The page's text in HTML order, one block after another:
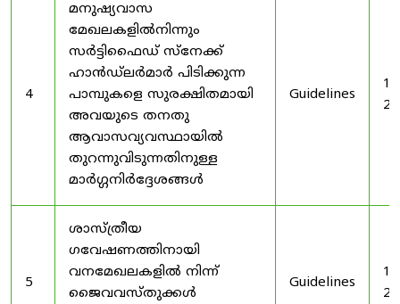
4
മനുഷ്യവാസ
മേഖലകളിൽനിന്നും
സർട്ടിഫൈഡ് സ്നേക്ക്
ഹാൻഡ്‌ലർമാർ പിടിക്കുന്ന
പാമ്പുകളെ സുരക്ഷിതമായി
അവയുടെ തനതു
ആവാസവ്യവസ്ഥായിൽ
തുറന്നുവിടുന്നതിനുള്ള
മാർഗ്ഗനിർദ്ദേശങ്ങൾ
Guidelines
5
ശാസ്ത്രീയ
ഗവേഷണത്തിനായി
വനമേഖലകളിൽ നിന്ന്
ജൈവവസ്തുക്കൾ
Guidelines